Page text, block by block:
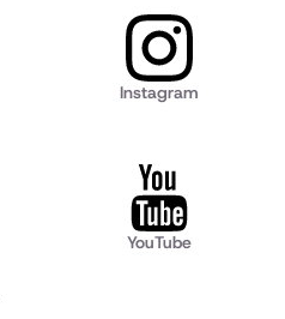
Instagram
YouTube